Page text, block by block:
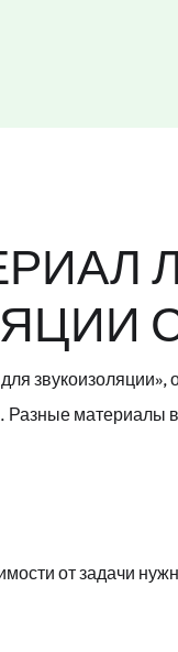
Разные
от задачи